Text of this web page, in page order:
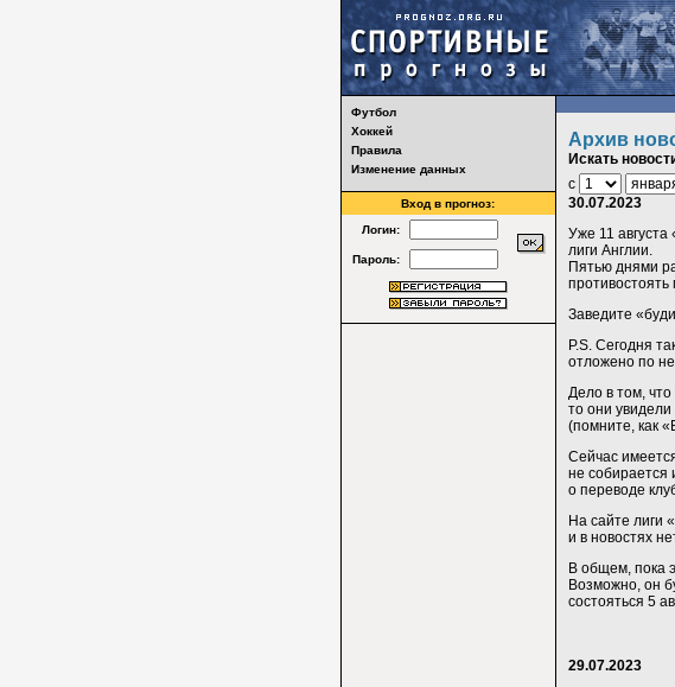
Футбол
Хоккей
Правила
Изменение данных
Вход в прогноз:
Логин:
Пароль:
Архив
Искать
с
30.07.2023
Уже 11
лиги Англии.
Пятью днями
Заведите
P.S. Сегодня
отложено по
Дело в том,
то они
(помните, как
Сейчас
не собирается
о переводе
На сайте лиги
и в новостях
В общем, пока
Возможно, он
состояться 5
29.07.2023